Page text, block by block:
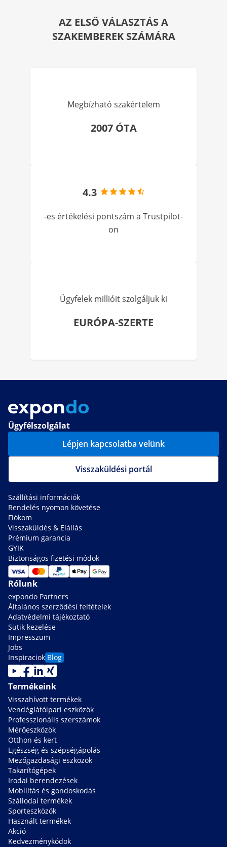
AZ ELSŐ VÁLASZTÁS A
SZAKEMBEREK SZÁMÁRA
Megbízható szakértelem
2007 ÓTA
4.3
-es értékelési pontszám a Trustpilot-
on
Ügyfelek millióit szolgáljuk ki
EURÓPA-SZERTE
Ügyfélszolgálat
Lépjen kapcsolatba velünk
Visszaküldési portál
Szállítási információk
Rendelés nyomon követése
Fiókom
Visszaküldés & Elállás
Prémium garancia
GYIK
Biztonságos fizetési módok
Rólunk
expondo Partners
Általános szerződési feltételek
Adatvédelmi tájékoztató
Sütik kezelése
Impresszum
Jobs
Inspiraciok Blog
Termékeink
Visszahívott termékek
Vendéglátóipari eszközök
Professzionális szerszámok
Mérőeszközök
Otthon és kert
Egészség és szépségápolás
Mezőgazdasági eszközök
Takarítógépek
Irodai berendezések
Mobilitás és gondoskodás
Szállodai termékek
Sporteszközök
Használt termékek
Akció
Kedvezménykódok